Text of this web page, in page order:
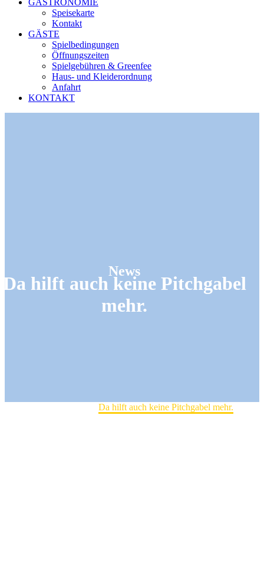
GASTRONOMIE
Speisekarte
Kontakt
GÄSTE
Spielbedingungen
Öffnungszeiten
Spielgebühren & Greenfee
Haus- und Kleiderordnung
Anfahrt
KONTAKT
News
Da hilft auch keine Pitchgabel
mehr.
Da hilft auch keine Pitchgabel mehr.